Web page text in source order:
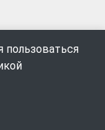
пользоваться